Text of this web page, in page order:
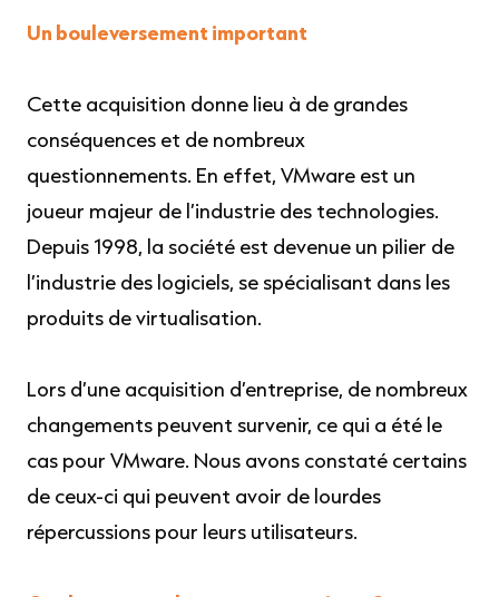
Un bouleversement important
Cette acquisition donne lieu à de grandes
conséquences et de nombreux
questionnements. En effet, VMware est un
joueur majeur de l’industrie des technologies.
Depuis 1998, la société est devenue un pilier de
l’industrie des logiciels, se spécialisant dans les
produits de virtualisation.
Lors d’une acquisition d’entreprise, de nombreux
changements peuvent survenir, ce qui a été le
cas pour VMware. Nous avons constaté certains
de ceux-ci qui peuvent avoir de lourdes
répercussions pour leurs utilisateurs.